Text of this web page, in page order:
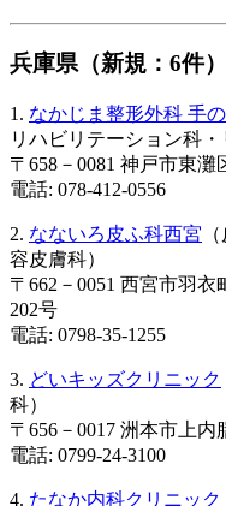
兵庫県（新規：6件）
1. なかじま整形外科 手
リハビリテーション科・
〒658－0081 神戸市東灘
電話: 078-412-0556
2. なないろ皮ふ科西宮
容皮膚科）
〒662－0051 西宮市羽
202号
電話: 0798-35-1255
3. どいキッズクリニック
科）
〒656－0017 洲本市上内
電話: 0799-24-3100
4. たなか内科クリニック